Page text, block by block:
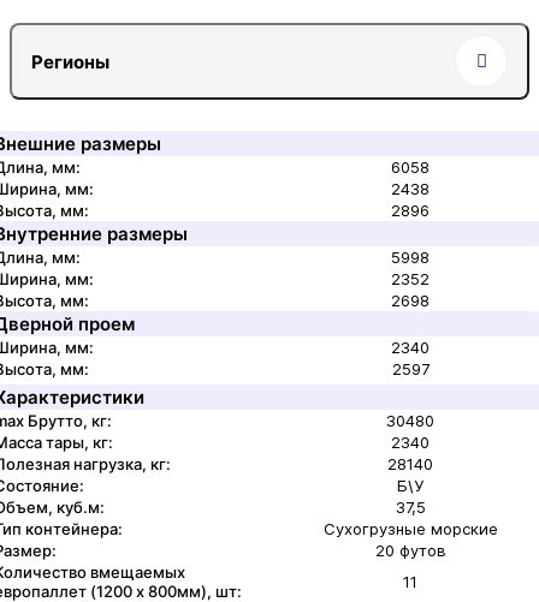
Регионы
размеры
мм:
6058
мм:
2438
мм:
2896
размеры
мм:
5998
мм:
2352
мм:
2698
проем
мм:
2340
мм:
2597
Брутто, кг:
30480
тары, кг:
2340
нагрузка, кг:
28140
Б\У
куб.м:
37,5
контейнера:
Сухогрузные морские
20 футов
вмещаемых
(1200 x 800мм), шт:
11